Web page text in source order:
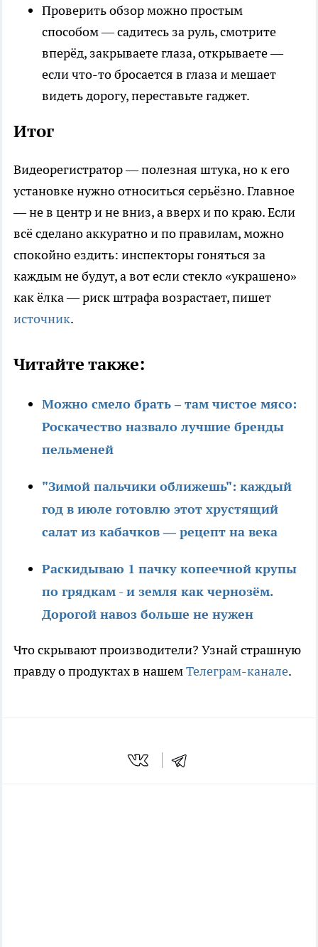
Проверить обзор можно простым
способом — садитесь за руль, смотрите
вперёд, закрываете глаза, открываете —
если что-то бросается в глаза и мешает
видеть дорогу, переставьте гаджет.
Итог
Видеорегистратор — полезная штука, но к его
установке нужно относиться серьёзно. Главное
— не в центр и не вниз, а вверх и по краю. Если
всё сделано аккуратно и по правилам, можно
спокойно ездить: инспекторы гоняться за
каждым не будут, а вот если стекло «украшено»
как ёлка — риск штрафа возрастает, пишет
источник.
Читайте также:
Можно смело брать – там чистое мясо:
Роскачество назвало лучшие бренды
пельменей
"Зимой пальчики оближешь": каждый
год в июле готовлю этот хрустящий
салат из кабачков — рецепт на века
Раскидываю 1 пачку копеечной крупы
по грядкам - и земля как чернозём.
Дорогой навоз больше не нужен
Что скрывают производители? Узнай страшную
правду о продуктах в нашемТелеграм-канале.